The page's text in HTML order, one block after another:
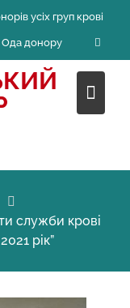
усіх груп крові
Ода донору
служби крові
рік”